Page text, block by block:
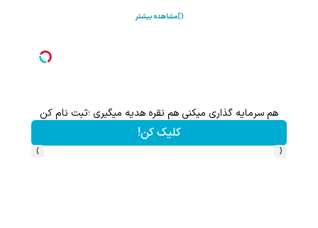
مشاهده بیشتر
هم سرمایه گذاری میکنی هم نقره هدیه میگیری ؛ثبت نام کن
کلیک کن!
‹
›